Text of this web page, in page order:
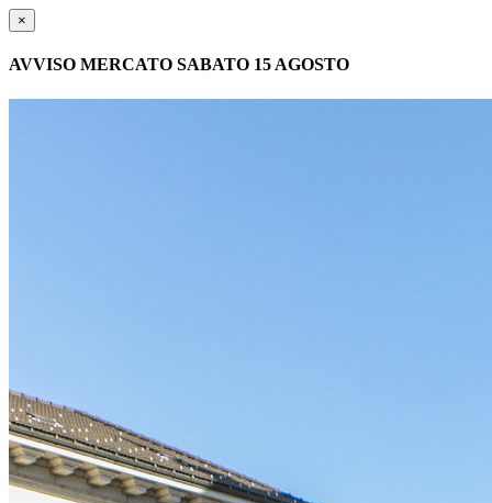
×
AVVISO MERCATO SABATO 15 AGOSTO